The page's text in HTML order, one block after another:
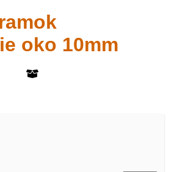
oko 10mm